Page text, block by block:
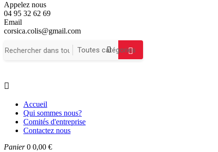
Appelez nous
04 95 32 62 69
Email
corsica.colis@gmail.com

Accueil
Qui sommes nous?
Comités d'entreprise
Contactez nous
Panier 0 0,00 €